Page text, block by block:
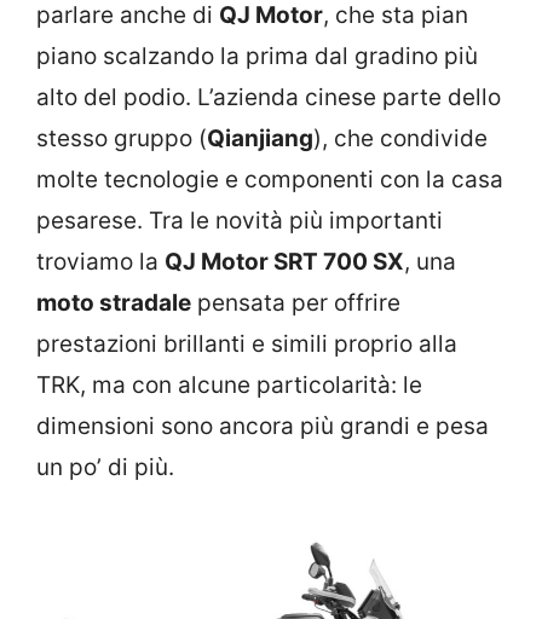
parlare anche di QJ Motor, che sta pian
piano scalzando la prima dal gradino più
alto del podio. L’azienda cinese parte dello
stesso gruppo (Qianjiang), che condivide
molte tecnologie e componenti con la casa
pesarese. Tra le novità più importanti
troviamo la QJ Motor SRT 700 SX, una
moto stradale pensata per offrire
prestazioni brillanti e simili proprio alla
TRK, ma con alcune particolarità: le
dimensioni sono ancora più grandi e pesa
un po’ di più.